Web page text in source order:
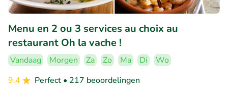
Menu en 2 ou 3 services au choix au
restaurant Oh la vache !
Vandaag Morgen Za Zo Ma Di
Wo
9.4
Perfect • 217 beoordelingen